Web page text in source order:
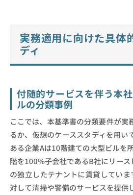
実務適用に向けた具体
ディ
付随的サービスを伴う本
ルの分類事例
ここでは、本基準書の分類要件が実
るか、仮想のケーススタディを用い
ある企業Aは10階建ての大型ビルを
階を100%子会社であるB社にリー
の独立したテナントに賃貸してい
対して清掃や警備のサービスを提供